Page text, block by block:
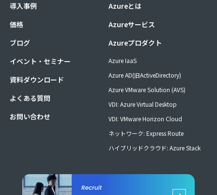
導入事例
価格
ブログ
イベント・セミナー
資料ダウンロード
よくある質問
お問い合わせ
Azureとは
Azureサービス
Azureプロダクト
Azure IaaS
Azure AD(旧ActiveDirectory)
Azure VMware Solution (AVS)
VDI: Azure Virtual Desktop
VDI: VMware Horizon Cloud
ネットワーク: Express Route
ハイブリッドクラウド: Azure Stack